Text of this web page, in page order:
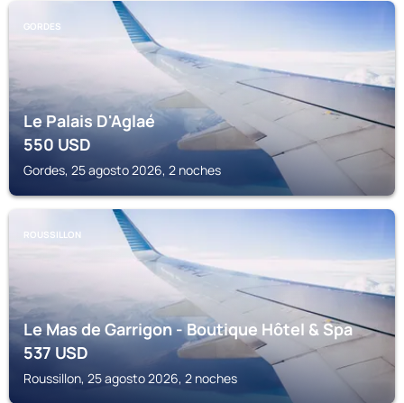
GORDES
Le Palais D'Aglaé
550USD
Gordes, 25 agosto 2026, 2 noches
ROUSSILLON
Le Mas de Garrigon - Boutique Hôtel & Spa
537USD
Roussillon, 25 agosto 2026, 2 noches